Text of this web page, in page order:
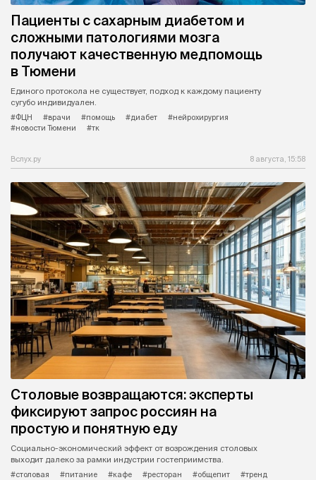
Пациенты с сахарным диабетом и
сложными патологиями мозга
получают качественную медпомощь
в Тюмени
Единого протокола не существует, подход к каждому пациенту
сугубо индивидуален.
#ФЦН
#врачи #помощь #диабет
#нейрохирургия
#новости Тюмени
#тк
Вслух.ру 8 августа, 15:58
Столовые возвращаются: эксперты
фиксируют запрос россиян на
простую и понятную еду
Социально-экономический эффект от возрождения столовых
выходит далеко за рамки индустрии гостеприимства.
#столовая
#питание #кафе #ресторан #общепит
#тренд